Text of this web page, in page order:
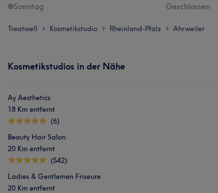
Sonntag
Geschlossen
Treatwell > Kosmetikstudio > Rheinland-Pfalz > Ahrweiler
Kosmetikstudios in der Nähe
Ay Aesthetics
18 Km entfernt
(6)
Beauty Hair Salon
20 Km entfernt
(542)
Ladies & Gentlemen Friseure
20 Km entfernt